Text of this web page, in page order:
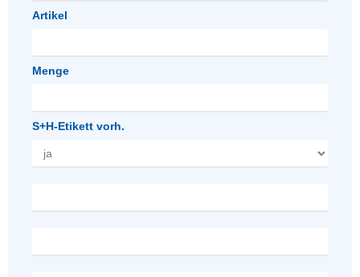
Artikel
Menge
S+H-Etikett vorh.